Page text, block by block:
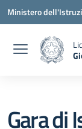
Vai ai contenuti
Vai al menu di
Vai al footer
Ministero
Gara di